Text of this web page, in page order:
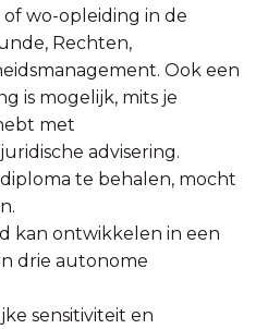
wo-opleiding in de
Rechten,
Ook een
is mogelijk, mits je
met
advisering.
te behalen, mocht
kan ontwikkelen in een
drie autonome
sensitiviteit en